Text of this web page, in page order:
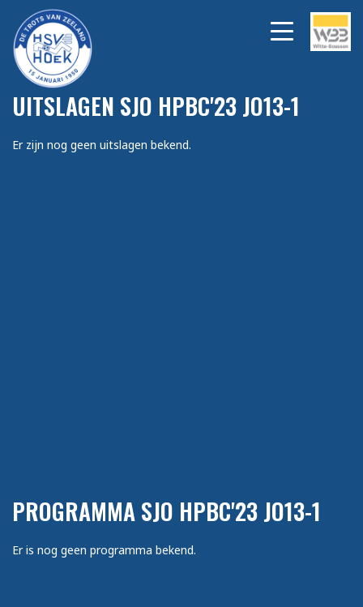
UITSLAGEN SJO HPBC'23 JO13-1
Er zijn nog geen uitslagen bekend.
PROGRAMMA SJO HPBC'23 JO13-1
Er is nog geen programma bekend.